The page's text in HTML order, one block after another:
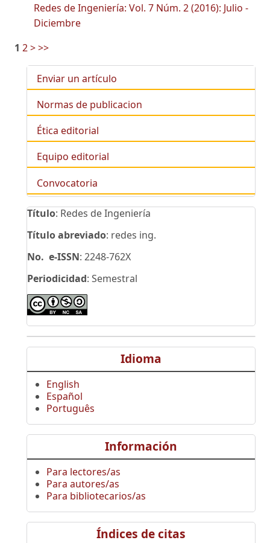
Redes de Ingeniería: Vol. 7 Núm. 2 (2016): Julio -
Diciembre
1 2>>>
Enviar un artículo
Normas de publicacion
Ética editorial
Equipo editorial
Convocatoria
Título: Redes de Ingeniería
Título abreviado: redes ing.
No. e-ISSN: 2248-762X
Periodicidad: Semestral
Idioma
English
Español
Português
Información
Para lectores/as
Para autores/as
Para bibliotecarios/as
Índices de citas